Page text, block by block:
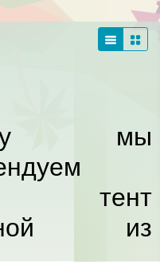
мы
тент
из